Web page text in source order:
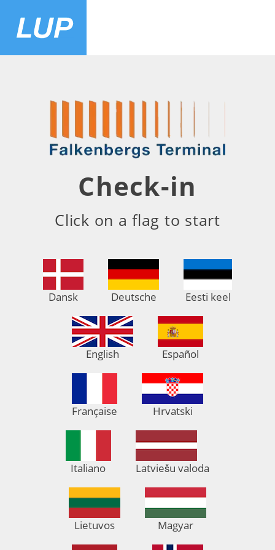
Check-in
Click on a flag to start
Dansk Deutsche Eesti keel
English Español
Française Hrvatski
Italiano Latviešu valoda
Lietuvos Magyar